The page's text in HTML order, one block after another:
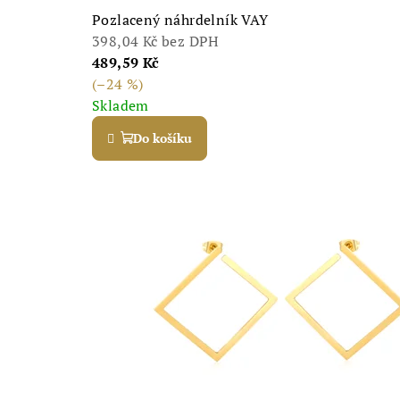
c
i
A
U
Pozlacený náhrdelník VAY
398,04 Kč bez DPH
489,59 Kč
(–24 %)
Skladem
Do košíku